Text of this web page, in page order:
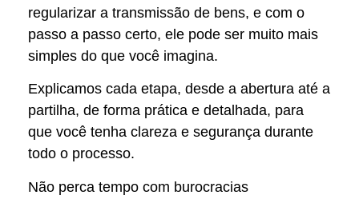
regularizar a transmissão de bens, e com o
passo a passo certo, ele pode ser muito mais
simples do que você imagina.
Explicamos cada etapa, desde a abertura até a
partilha, de forma prática e detalhada, para
que você tenha clareza e segurança durante
todo o processo.
Não perca tempo com burocracias